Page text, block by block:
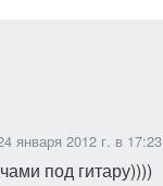
января 2012 г. в 17:23
под гитару))))